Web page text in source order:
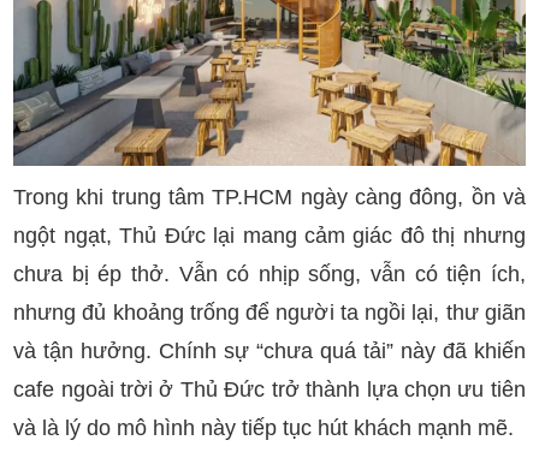
Trong khi trung tâm TP.HCM ngày càng đông, ồn và
ngột ngạt, Thủ Đức lại mang cảm giác đô thị nhưng
chưa bị ép thở. Vẫn có nhịp sống, vẫn có tiện ích,
nhưng đủ khoảng trống để người ta ngồi lại, thư giãn
và tận hưởng. Chính sự “chưa quá tải” này đã khiến
cafe ngoài trời ở Thủ Đức trở thành lựa chọn ưu tiên
và là lý do mô hình này tiếp tục hút khách mạnh mẽ.